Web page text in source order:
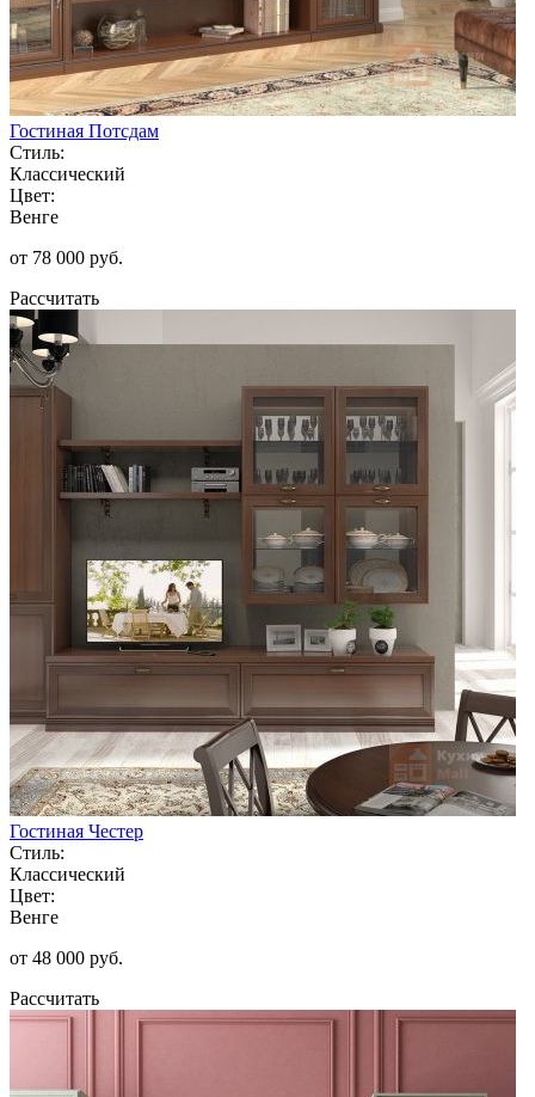
Гостиная Потсдам
Стиль:
Классический
Цвет:
Венге
от 78 000 руб.
Рассчитать
Гостиная Честер
Стиль:
Классический
Цвет:
Венге
от 48 000 руб.
Рассчитать